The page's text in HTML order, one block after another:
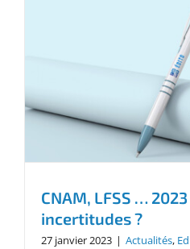
CNAM, LFSS …
incertitudes ?
27 janvier 2023 | Actualités,